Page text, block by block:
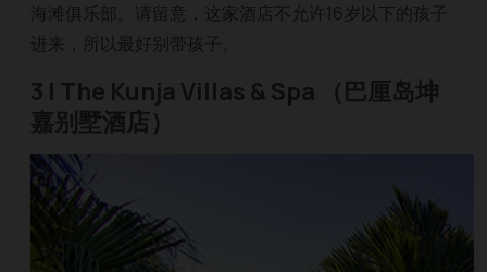
海滩俱乐部。请留意，这家酒店不允许16岁以下的孩子
进来，所以最好别带孩子。
3 | The Kunja Villas & Spa （巴厘岛坤
嘉别墅酒店）